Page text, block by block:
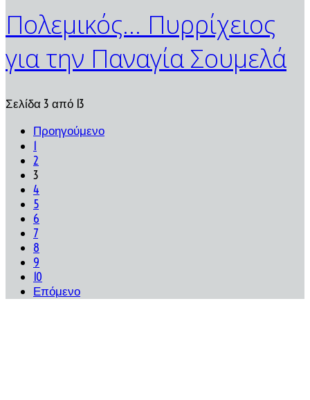
Πολεμικός... Πυρρίχειος
για την Παναγία Σουμελά
Σελίδα 3 από 13
Προηγούμενο
1
2
3
4
5
6
7
8
9
10
Επόμενο